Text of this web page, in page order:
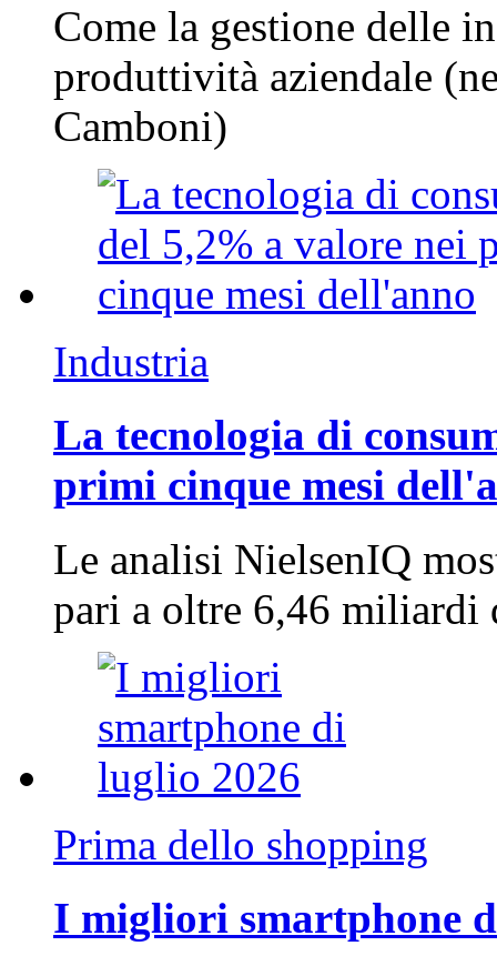
Come la gestione delle
produttività aziendale
Camboni)
Industria
La tecnologia di
primi cinque mesi
Le analisi NielsenIQ
pari a oltre 6,46
Prima dello shopping
I migliori smartphone